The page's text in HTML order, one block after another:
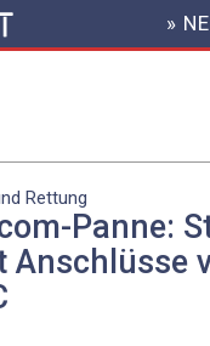
HEADER
MENU
»
Rettung
Panne: